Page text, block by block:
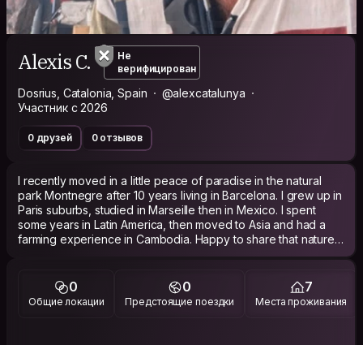
Alexis C.
Не
верифицирован
Dosrius, Catalonia, Spain
@alexcatalunya
Участник с 2026
0 друзей 0 отзывов
I recently moved in a little peace of paradise in the natural
park Montnegre after 10 years living in Barcelona. I grew up in
Paris suburbs, studied in Marseille then in Mexico. I spent
some years in Latin America, then moved to Asia and had a
farming experience in Cambodia. Happy to share that nature
0
Общие локации
0
Предстоящие поездки
7
Места проживания